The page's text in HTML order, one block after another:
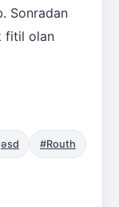
Sonradan
fitil olan
#Routh